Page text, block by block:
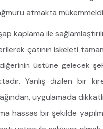
atmakta
kaplama ile
çatının iskeleti
üstüne gelecek
Yanlış dizilen bir
uygulamada
hassas bir şekilde